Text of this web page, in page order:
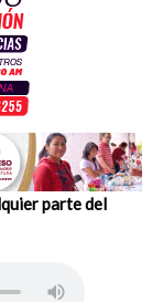
parte del